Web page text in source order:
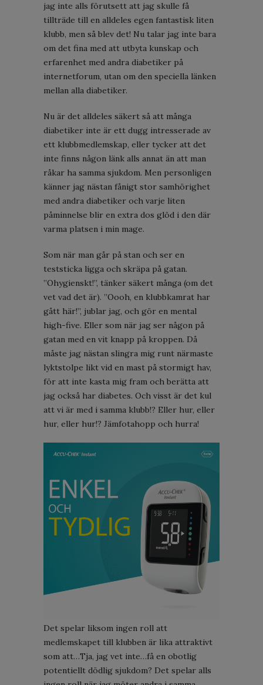
jag inte alls förutsett att jag skulle få
tillträde till en alldeles egen fantastisk liten
klubb, men så blev det! Nu talar jag inte bara
om det fina med att utbyta kunskap och
erfarenhet med andra diabetiker på
internetforum, utan om den speciella länken
mellan alla diabetiker.
Nu är det alldeles säkert så att många
diabetiker inte är ett dugg intresserade av
ett klubbmedlemskap, eller tycker att det
inte finns någon länk alls annat än att man
råkar ha samma sjukdom. Men personligen
känner jag nästan fånigt stor samhörighet
med andra diabetiker och varje liten
påminnelse blir en extra dos glöd i den där
varma platsen i min mage.
Som när man går på stan och ser en
teststicka ligga och skräpa på gatan.
”Ohygienskt!”, tänker säkert många (om det
vet vad det är). ”Oooh, en klubbkamrat har
gått här!”, jublar jag, och gör en mental
high-five. Eller som när jag ser någon på
gatan med en vit knapp på kroppen. Då
måste jag nästan slingra mig runt närmaste
lyktstolpe likt vid en mast på stormigt hav,
för att inte kasta mig fram och berätta att
jag också har diabetes. Och visst är det kul
att vi är med i samma klubb!? Eller hur, eller
hur, eller hur!? Jämfotahopp och hurra!
Det spelar liksom ingen roll att
medlemskapet till klubben är lika attraktivt
som att…Tja, jag vet inte…få en obotlig
potentiellt dödlig sjukdom? Det spelar alls